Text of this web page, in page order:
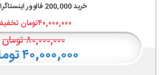
خرید200,000 فالوور
۴۰,۰۰۰,۰۰۰تومان
۸۰,۰۰۰,۰۰۰تومان
۴۰,۰۰۰,۰۰۰ تومان